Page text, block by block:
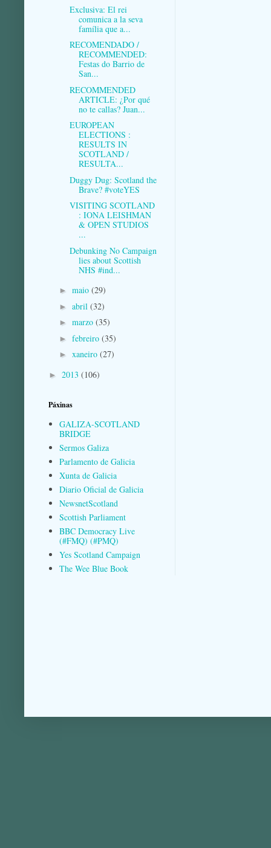
Exclusiva: El rei
comunica a la seva
família que a...
RECOMENDADO /
RECOMMENDED:
Festas do Barrio de
San...
RECOMMENDED
ARTICLE: ¿Por qué
no te callas? Juan...
EUROPEAN
ELECTIONS :
RESULTS IN
SCOTLAND /
RESULTA...
Duggy Dug: Scotland the
Brave? #voteYES
VISITING SCOTLAND
: IONA LEISHMAN
& OPEN STUDIOS
...
Debunking No Campaign
lies about Scottish
NHS #ind...
► maio (29)
► abril (32)
► marzo (35)
► febreiro (35)
► xaneiro (27)
► 2013 (106)
Páxinas
GALIZA-SCOTLAND
BRIDGE
Sermos Galiza
Parlamento de Galicia
Xunta de Galicia
Diario Oficial de Galicia
NewsnetScotland
Scottish Parliament
BBC Democracy Live
(#FMQ) (#PMQ)
Yes Scotland Campaign
The Wee Blue Book